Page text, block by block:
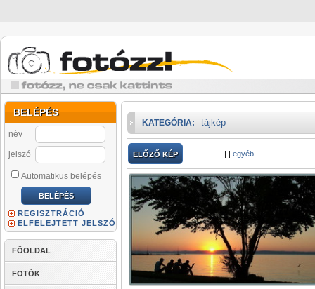
BELÉPÉS
név
jelszó
Automatikus belépés
REGISZTRÁCIÓ
ELFELEJTETT JELSZÓ
FŐOLDAL
FOTÓK
KATEGÓRIA: tájkép
ELŐZŐ KÉP | | egyéb